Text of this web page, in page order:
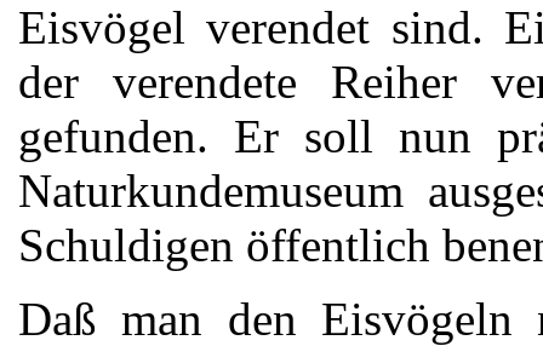
Eisvögel verendet sind.
der verendete Reiher
gefunden. Er soll nun
Naturkundemuseum
Schuldigen öffentlich
Daß man den Eisvögeln